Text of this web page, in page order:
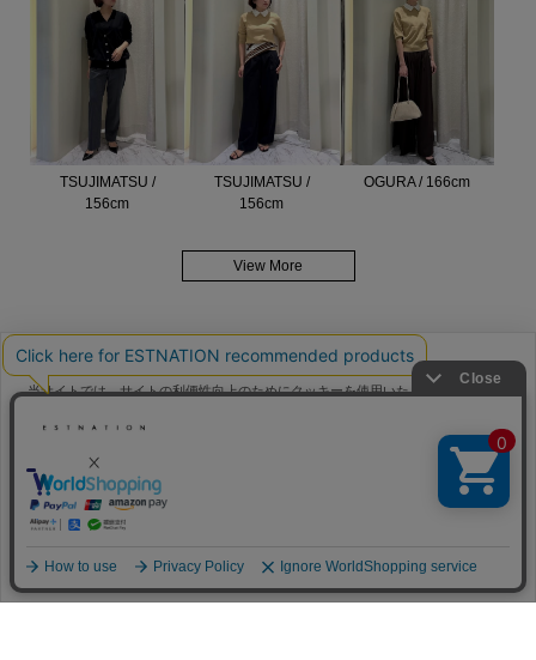
TSUJIMATSU /
156cm
TSUJIMATSU /
156cm
OGURA / 166cm
View More
HELP
CONTACT
当サイトでは、サイトの利便性向上のためにクッキーを使用いたします。ボタン
ーの使用に同意したことになります。クッキーを通じて収集する情報には「お客
クッキーポリシ
ー
をご確認ください。